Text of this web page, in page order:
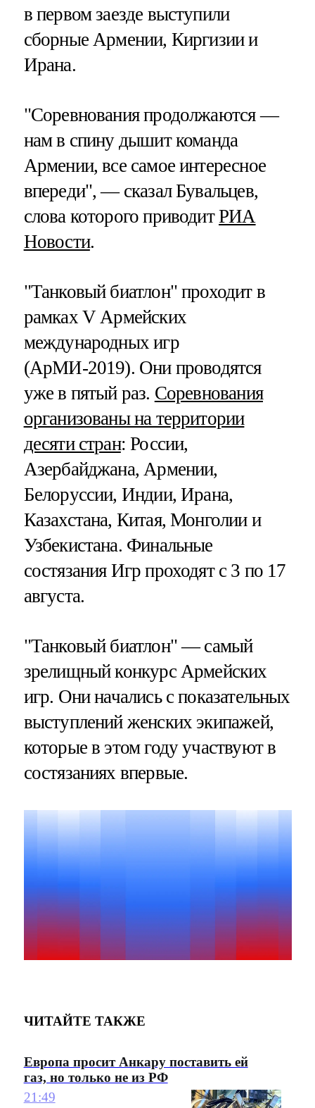
в первом заезде выступили
сборные Армении, Киргизии и
Ирана.
"Соревнования продолжаются —
нам в спину дышит команда
Армении, все самое интересное
впереди", — сказал Бувальцев,
слова которого приводитРИА
Новости.
"Танковый биатлон" проходит в
рамках V Армейских
международных игр
(АрМИ-2019). Они проводятся
уже в пятый раз. Соревнования
организованы на территории
десяти стран: России,
Азербайджана, Армении,
Белоруссии, Индии, Ирана,
Казахстана, Китая, Монголии и
Узбекистана. Финальные
состязания Игр проходят с 3 по 17
августа.
"Танковый биатлон" — самый
зрелищный конкурс Армейских
игр. Они начались с показательных
выступлений женских экипажей,
которые в этом году участвуют в
состязаниях впервые.
ЧИТАЙТЕ ТАКЖЕ
Европа просит Анкару поставить ей
газ, но только не из РФ
21:49